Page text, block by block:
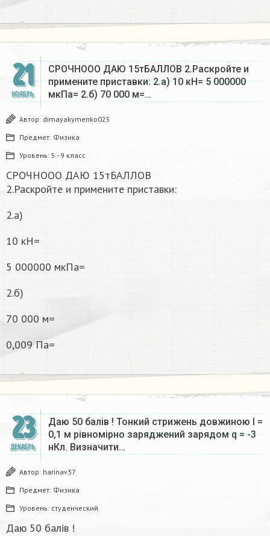
21
НОЯБРЬ
СРОЧНООО ДАЮ 15тБАЛЛОВ 2.Раскройте и
примените приставки: 2.а) 10 кН= 5 000000
мкПа= 2.б) 70 000 м=…
Автор: dimayakymenko025
Предмет: Физика
Уровень: 5 - 9 класс
СРОЧНООО ДАЮ 15тБАЛЛОВ
2.Раскройте и примените приставки:
2.а)
10 кН=
5 000000 мкПа=
2.б)
70 000 м=
0,009 Па=​
23
ДЕКАБРЬ
Даю 50 балів ! Тонкий стрижень довжиною l =
0,1 м рівномірно заряджений зарядом q = -3
нКл. Визначити…
Автор: harinav37
Предмет: Физика
Уровень: студенческий
Даю 50 балів !